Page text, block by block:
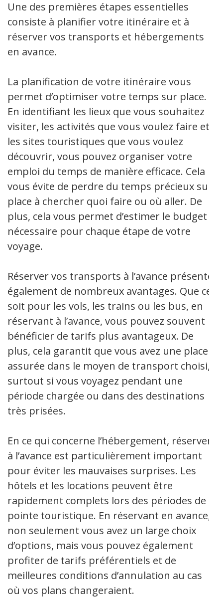
Une des premières étapes essentielles
consiste à planifier votre itinéraire et à
réserver vos transports et hébergements
en avance.
La planification de votre itinéraire vous
permet d’optimiser votre temps sur place.
En identifiant les lieux que vous souhaitez
visiter, les activités que vous voulez faire et
les sites touristiques que vous voulez
découvrir, vous pouvez organiser votre
emploi du temps de manière efficace. Cela
vous évite de perdre du temps précieux sur
place à chercher quoi faire ou où aller. De
plus, cela vous permet d’estimer le budget
nécessaire pour chaque étape de votre
voyage.
Réserver vos transports à l’avance présente
également de nombreux avantages. Que ce
soit pour les vols, les trains ou les bus, en
réservant à l’avance, vous pouvez souvent
bénéficier de tarifs plus avantageux. De
plus, cela garantit que vous avez une place
assurée dans le moyen de transport choisi,
surtout si vous voyagez pendant une
période chargée ou dans des destinations
très prisées.
En ce qui concerne l’hébergement, réserver
à l’avance est particulièrement important
pour éviter les mauvaises surprises. Les
hôtels et les locations peuvent être
rapidement complets lors des périodes de
pointe touristique. En réservant en avance,
non seulement vous avez un large choix
d’options, mais vous pouvez également
profiter de tarifs préférentiels et de
meilleures conditions d’annulation au cas
où vos plans changeraient.